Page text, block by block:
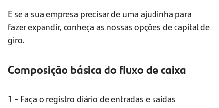
E se a sua empresa precisar de uma ajudinha para
fazer expandir, conheça as nossas opções de capital de
giro.
Composição básica do fluxo de caixa
1 - Faça o registro diário de entradas e saídas